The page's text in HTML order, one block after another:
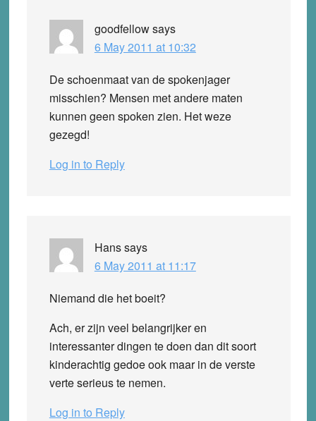
goodfellowsays
6 May 2011 at 10:32
De schoenmaat van de spokenjager
misschien? Mensen met andere maten
kunnen geen spoken zien. Het weze
gezegd!
Log in to Reply
Hanssays
6 May 2011 at 11:17
Niemand die het boeit?
Ach, er zijn veel belangrijker en
interessanter dingen te doen dan dit soort
kinderachtig gedoe ook maar in de verste
verte serieus te nemen.
Log in to Reply